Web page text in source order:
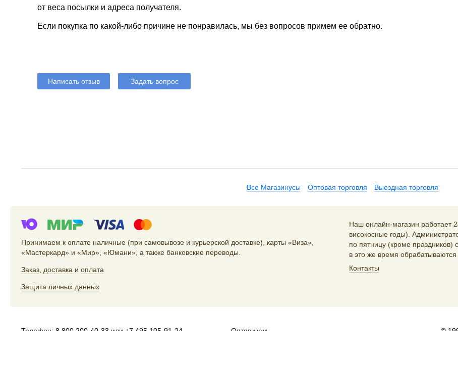
от веса посылки и адреса получателя.
Если покупка по какой-либо причине не понравилась, мы без вопросов примем ее обратно.
Написать отзыв Задать вопрос
Все Магазинусы Оптовая торговля Выездная торговля
Принимаем к оплате наличные (при самовывозе и курьерской доставке), карты «Виза»,
«Мастеркард» и «Мир», «Юмани», а также банковские переводы.
Заказ доставка и оплата
Защита личных данных
Наш онлайн-магазин работает
високосные годы).
по пятницу (кроме праздников)
в это же время обрабатываются
Контакты
Телефон: 8 800 200-40-33 или +7 495 105-91-24
Оптовикам
©